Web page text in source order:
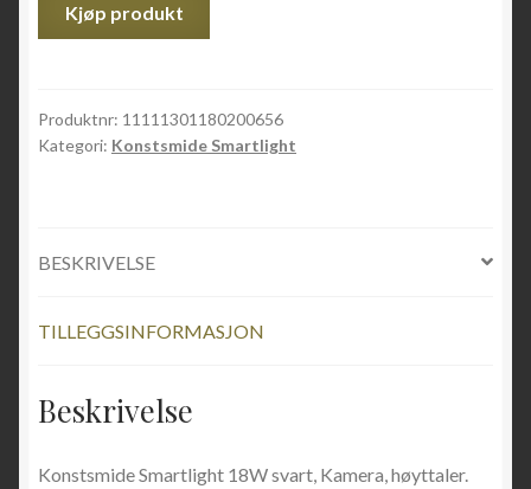
Kjøp produkt
Produktnr: 11111301180200656
Kategori: Konstsmide Smartlight
BESKRIVELSE
TILLEGGSINFORMASJON
Beskrivelse
Konstsmide Smartlight 18W svart, Kamera, høyttaler.